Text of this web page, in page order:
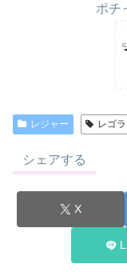
ポチ
レジャー レゴ
シェアする
X